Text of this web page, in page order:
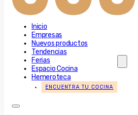
Inicio
Empresas
Nuevos productos
Tendencias
Ferias
Espacio Cocina
Hemeroteca
ENCUENTRA TU COCINA